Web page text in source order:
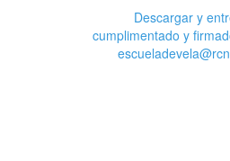
Descargar y
cumplimentado y